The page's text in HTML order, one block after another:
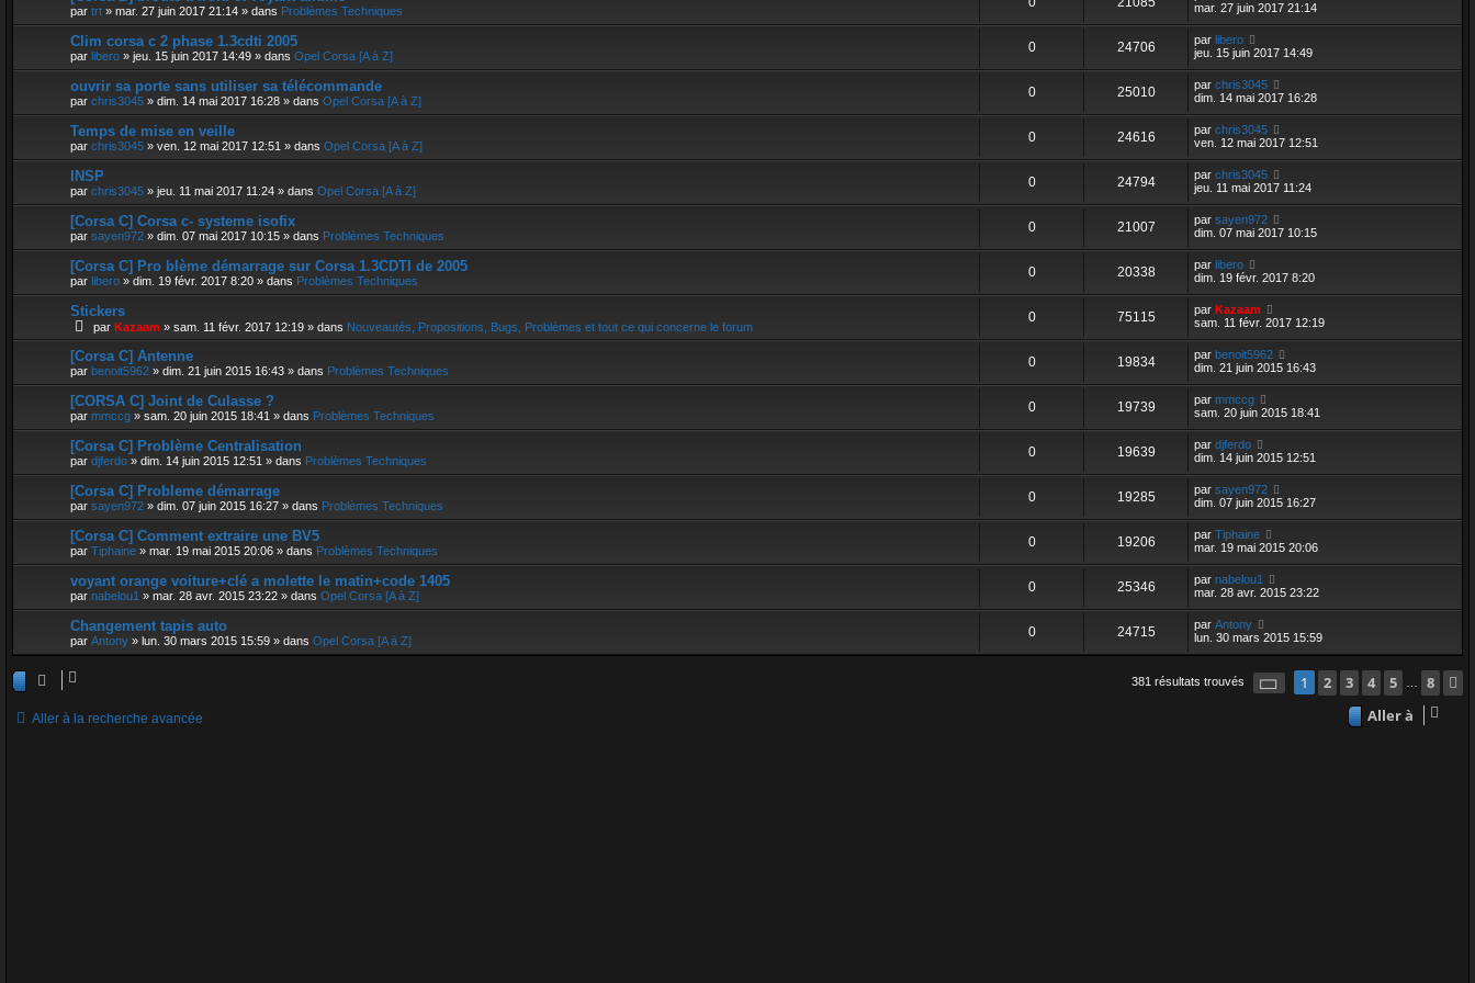
par trt » mar. 27 juin 2017 21:14 » dans Problèmes Techniques
mar. 27 juin 2017 21:14
Clim corsa c 2 phase 1.3cdti 2005
par libero » jeu. 15 juin 2017 14:49 » dans Opel Corsa [A à Z]
0 24706 par libero
jeu. 15 juin 2017 14:49
ouvrir sa porte sans utiliser sa télécommande
par chris3045 » dim. 14 mai 2017 16:28 » dans Opel Corsa [A à Z]
0 25010 par chris3045
dim. 14 mai 2017 16:28
Temps de mise en veille
par chris3045 » ven. 12 mai 2017 12:51 » dans Opel Corsa [A à Z]
0 24616 par chris3045
ven. 12 mai 2017 12:51
INSP
par chris3045 » jeu. 11 mai 2017 11:24 » dans Opel Corsa [A à Z]
0 24794 par chris3045
jeu. 11 mai 2017 11:24
[Corsa C] Corsa c- systeme isofix
par sayen972 » dim. 07 mai 2017 10:15 » dans Problèmes Techniques
0 21007 par sayen972
dim. 07 mai 2017 10:15
[Corsa C] Pro blème démarrage sur Corsa 1.3CDTI de 2005
par libero » dim. 19 févr. 2017 8:20 » dans Problèmes Techniques
0 20338 par libero
dim. 19 févr. 2017 8:20
Stickers
par Kazaam » sam. 11 févr. 2017 12:19 » dans Nouveautés, Propositions, Bugs, Problèmes et tout ce qui concerne le forum
0 75115 par Kazaam
sam. 11 févr. 2017 12:19
[Corsa C] Antenne
par benoit5962 » dim. 21 juin 2015 16:43 » dans Problèmes Techniques
0 19834 par benoit5962
dim. 21 juin 2015 16:43
[CORSA C] Joint de Culasse ?
par mmccg » sam. 20 juin 2015 18:41 » dans Problèmes Techniques
0 19739 par mmccg
sam. 20 juin 2015 18:41
[Corsa C] Problème Centralisation
par djferdo » dim. 14 juin 2015 12:51 » dans Problèmes Techniques
0 19639 par djferdo
dim. 14 juin 2015 12:51
[Corsa C] Probleme démarrage
par sayen972 » dim. 07 juin 2015 16:27 » dans Problèmes Techniques
0 19285 par sayen972
dim. 07 juin 2015 16:27
[Corsa C] Comment extraire une BV5
par Tiphaine » mar. 19 mai 2015 20:06 » dans Problèmes Techniques
0 19206 par Tiphaine
mar. 19 mai 2015 20:06
voyant orange voiture+clé a molette le matin+code 1405
par nabelou1 » mar. 28 avr. 2015 23:22 » dans Opel Corsa [A à Z]
0 25346 par nabelou1
mar. 28 avr. 2015 23:22
Changement tapis auto
par Antony » lun. 30 mars 2015 15:59 » dans Opel Corsa [A à Z]
0 24715 par Antony
lun. 30 mars 2015 15:59
381 résultats trouvés Page 1sur
1 2 3 4 5 8
Aller à la recherche avancée Aller à